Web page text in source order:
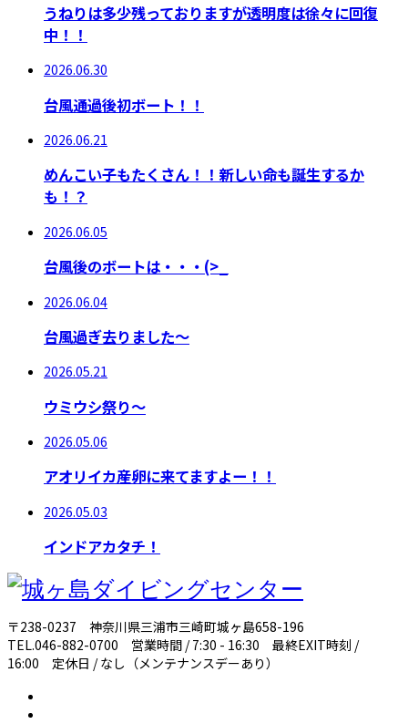
うねりは多少残っておりますが透明度は徐々に回復
中！！
2026.06.30
台風通過後初ボート！！
2026.06.21
めんこい子もたくさん！！新しい命も誕生するか
も！？
2026.06.05
台風後のボートは・・・(>_
2026.06.04
台風過ぎ去りました～
2026.05.21
ウミウシ祭り～
2026.05.06
アオリイカ産卵に来てますよー！！
2026.05.03
インドアカタチ！
〒238-0237 神奈川県三浦市三崎町城ヶ島658-196
TEL.046-882-0700 営業時間 / 7:30 - 16:30 最終EXIT時刻 /
16:00 定休日 / なし（メンテナンスデーあり）